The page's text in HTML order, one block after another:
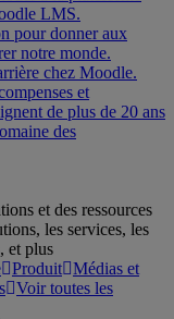
LMS.
pour donner aux
notre monde.
chez Moodle.
et
de plus de 20 ans
des
et des ressources
les services, les
et plus
Produit Médias et
Voir toutes les